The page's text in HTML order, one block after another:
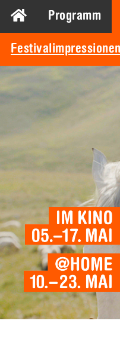
Programm
Festivalimpressionen